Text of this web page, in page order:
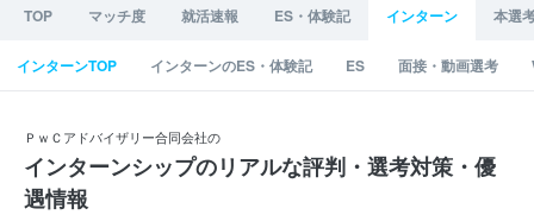
TOP マッチ度 就活速報 ES・体験記 インターン 本選
インターンTOP インターンのES・体験記 ES 面接・動画選考
ＰｗＣアドバイザリー合同会社の
インターンシップのリアルな評判・選考対策・優
遇情報